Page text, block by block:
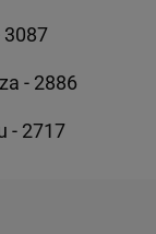
3087
- 2886
- 2717